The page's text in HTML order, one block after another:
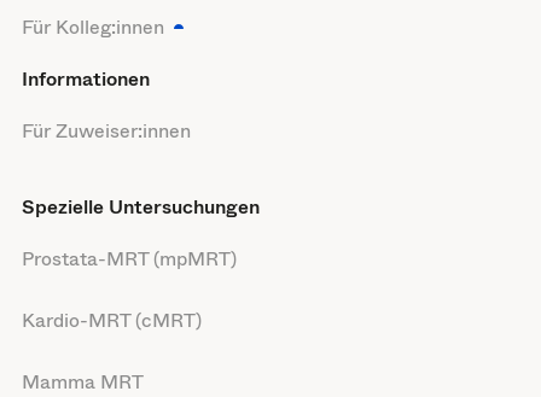
Für Kolleg:innen
Informationen
Für Zuweiser:innen
Spezielle Untersuchungen
Prostata-MRT (mpMRT)
Kardio-MRT (cMRT)
Mamma MRT